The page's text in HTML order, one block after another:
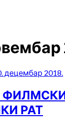
децембар 2018.
РАТ